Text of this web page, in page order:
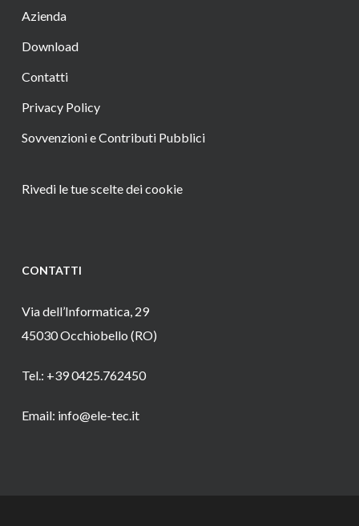
Azienda
Download
Contatti
Privacy Policy
Sovvenzioni e Contributi Pubblici
Rivedi le tue scelte dei cookie
CONTATTI
Via dell’Informatica, 29
45030 Occhiobello (RO)
Tel.: +39 0425.762450
Email: info@ele-tec.it